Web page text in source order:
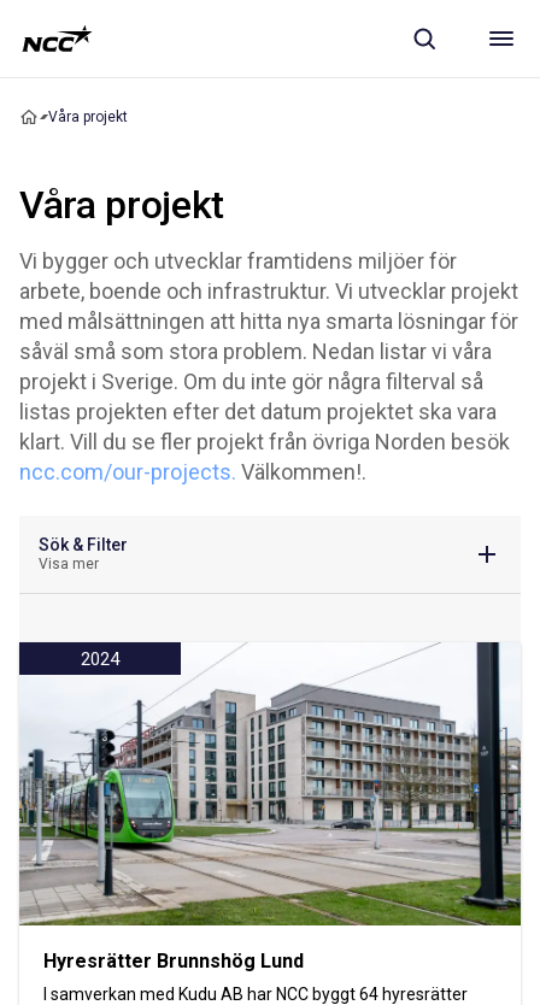
Våra projekt
Våra projekt
Vi bygger och utvecklar framtidens miljöer för
arbete, boende och infrastruktur. Vi utvecklar projekt
med målsättningen att hitta nya smarta lösningar för
såväl små som stora problem. Nedan listar vi våra
projekt i Sverige. Om du inte gör några filterval så
listas projekten efter det datum projektet ska vara
klart. Vill du se fler projekt från övriga Norden besök
ncc.com/our-projects. Välkommen!.
Sök & Filter
Visa mer
2024
Hyresrätter Brunnshög Lund
I samverkan med Kudu AB har NCC byggt 64 hyresrätter